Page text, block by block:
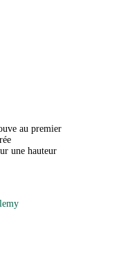
au premier
une hauteur